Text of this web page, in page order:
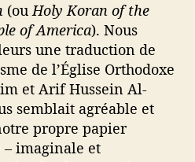
(ou Holy Koran of the
of America). Nous
une traduction de
de l’Église Orthodoxe
et Arif Hussein Al-
semblait agréable et
propre papier
imaginale et